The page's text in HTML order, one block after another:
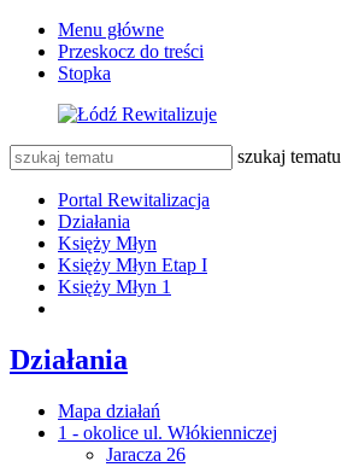
Menu główne
Przeskocz do treści
Stopka
szukaj tematu
Portal Rewitalizacja
Działania
Księży Młyn
Księży Młyn Etap I
Księży Młyn 1
Działania
Mapa działań
1 - okolice ul. Włókienniczej
Jaracza 26